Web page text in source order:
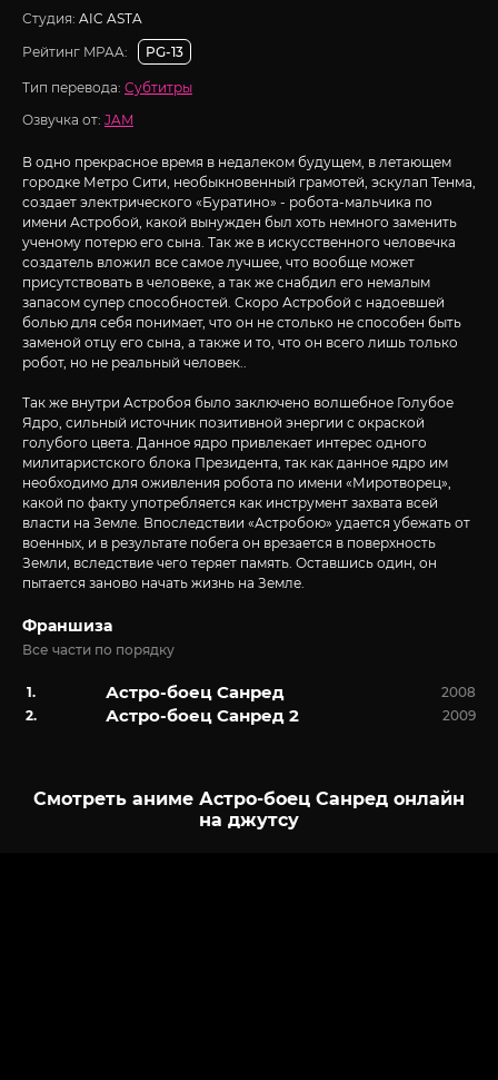
Студия: AIC ASTA
Рейтинг MPAA:
PG-13
Тип перевода: Субтитры
Озвучка от: JAM
В одно прекрасное время в недалеком будущем, в летающем
городке Метро Сити, необыкновенный грамотей, эскулап Тенма,
создает электрического «Буратино» - робота-мальчика по
имени Астробой, какой вынужден был хоть немного заменить
ученому потерю его сына. Так же в искусственного человечка
создатель вложил все самое лучшее, что вообще может
присутствовать в человеке, а так же снабдил его немалым
запасом супер способностей. Скоро Астробой с надоевшей
болью для себя понимает, что он не столько не способен быть
заменой отцу его сына, а также и то, что он всего лишь только
робот, но не реальный человек..
Так же внутри Астробоя было заключено волшебное Голубое
Ядро, сильный источник позитивной энергии с окраской
голубого цвета. Данное ядро привлекает интерес одного
милитаристского блока Президента, так как данное ядро им
необходимо для оживления робота по имени «Миротворец»,
какой по факту употребляется как инструмент захвата всей
власти на Земле. Впоследствии «Астробою» удается убежать от
военных, и в результате побега он врезается в поверхность
Земли, вследствие чего теряет память. Оставшись один, он
пытается заново начать жизнь на Земле.
Франшиза
Все части по порядку
Астро-боец Санред 2008
Астро-боец Санред 2 2009
Смотреть аниме Астро-боец Санред онлайн
на джутсу